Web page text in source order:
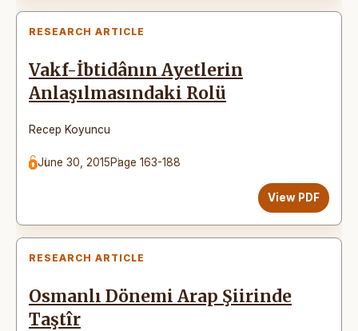
RESEARCH ARTICLE
Vakf-İbtidânın Ayetlerin
Anlaşılmasındaki Rolü
Recep Koyuncu
June 30, 2015Page 163-188
View PDF
RESEARCH ARTICLE
Osmanlı Dönemi Arap Şiirinde
Taştîr